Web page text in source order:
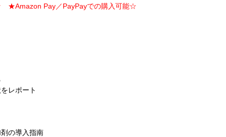
★Amazon Pay／PayPayでの購入可能☆
レポート
の導入指南